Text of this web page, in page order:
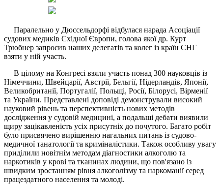
Паралельно у Дюссельдорфі відбулася нарада Асоціації
судових медиків Східної Європи, голова якої др. Курт
Трюбнер запросив наших делегатів та колег із країн СНГ
взяти у ній участь.
В цілому на Конгресі взяли участь понад 300 науковців із
Німеччини, Швейцарії, Австрії, Бельгії, Нідерландів, Японії,
Великобританії, Португалії, Польщі, Росії, Білорусі, Вірменії
та України. Представлені доповіді демонстрували високий
науковий рівень та перспективність нових методів
дослідження у судовій медицині, а подальші дебати виявили
щиру зацікавленість усіх присутніх до почутого. Багато робіт
було присвячено вирішенню нагальних питань із судово-
медичної танатології та криміналістики. Також особливу увагу
приділили новітнім методам діагностики алкоголю та
наркотиків у крові та тканинах людини, що пов'язано із
швидким зростанням рівня алкоголізму та наркоманії серед
працездатного населення та молоді.